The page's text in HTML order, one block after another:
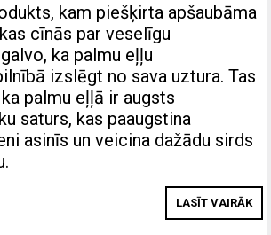
kam piešķirta apšaubāma
cīnās par veselīgu
ka palmu eļļu
izslēgt no sava uztura. Tas
palmu eļļā ir augsts
saturs, kas paaugstina
asinīs un veicina dažādu sirds
LASĪT VAIRĀK